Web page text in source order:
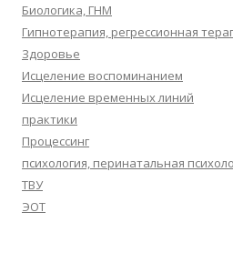
Биологика, ГНМ
Гипнотерапия, регрессионная
Здоровье
Исцеление воспоминанием
Исцеление временных линий
практики
Процессинг
психология, перинатальная
ТВУ
ЭОТ